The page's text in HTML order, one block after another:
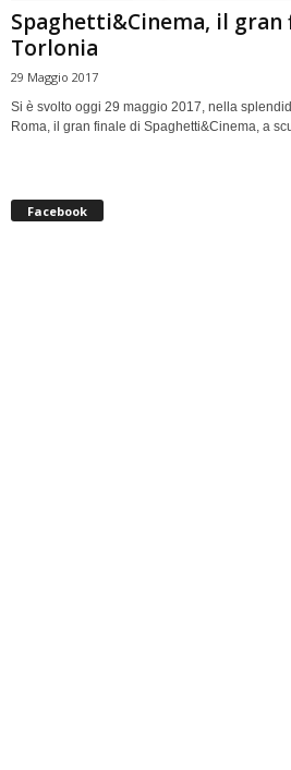
Spaghetti&Cinema, il gran
Torlonia
29 Maggio 2017
Si è svolto oggi 29 maggio 2017, nella
Roma, il gran finale di Spaghetti&Cinema, a
Facebook